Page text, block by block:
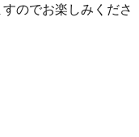
のでお楽しみくださ